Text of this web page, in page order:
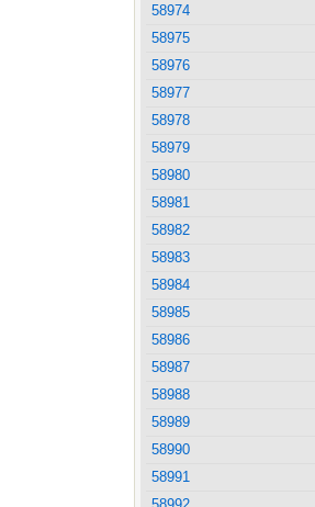
58974
58975
58976
58977
58978
58979
58980
58981
58982
58983
58984
58985
58986
58987
58988
58989
58990
58991